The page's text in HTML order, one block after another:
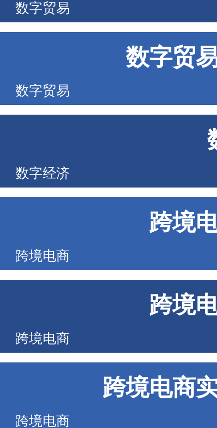
数字贸易
数字贸
数字贸易
数字经济
跨境
跨境电商
跨境
跨境电商
跨境电商
跨境电商